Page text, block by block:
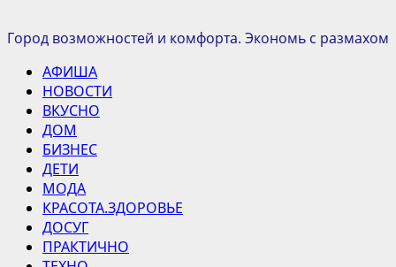
Город возможностей и комфорта. Экономь с размахом
Основное
меню
АФИША
НОВОСТИ
ВКУСНО
ДОМ
БИЗНЕС
ДЕТИ
МОДА
КРАСОТА.ЗДОРОВЬЕ
ДОСУГ
ПРАКТИЧНО